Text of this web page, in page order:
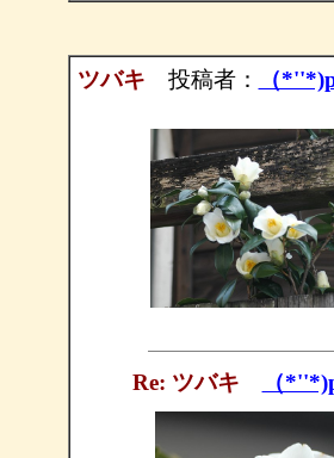
ツバキ 投稿者： （
Re: ツバキ （